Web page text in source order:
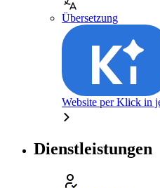
Übersetzung
Website per Klick in
Dienstleistungen